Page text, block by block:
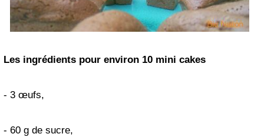
Les ingrédients pour environ 10 mini cakes
- 3 œufs,
- 60 g de sucre,